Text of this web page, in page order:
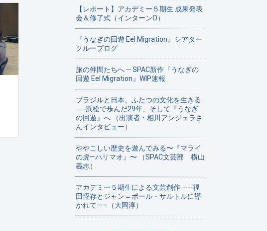
【レポート】アカデミー５期生 成果発表
会＆修了式（インターンO）
『うなぎの回遊 Eel Migration』シアター
クルーブログ
旅の仲間たちへ ─ SPAC新作『うなぎの
回遊 Eel Migration』WIP速報
ブラジルと日本、ふたつの文化を生きる
──浜松で歩んだ29年、そして『うなぎ
の回遊』へ （出演者・相川アンジェラさ
んインタビュー）
ややこしい歴史を遊んでみる〜『マライ
の虎—ハリマオ』〜 （SPAC文芸部 横山
義志）
アカデミー５期生による文芸創作 ——福
田恆存とジャン＝ポール・サルトルに導
かれて——（大岡淳）